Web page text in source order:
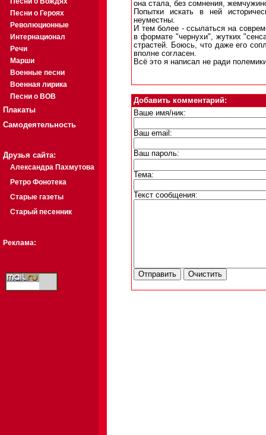
Песни о Героях
Революционные
Интернационал
Речи
Марши
Военные песни
Военная лирика
Песни о ВОВ
Плакаты
Самодеятельность
Друзья сайта:
Александра Пахмутова
Ретро Фонотека
Старые газеты
Старый песенник
Реклама:
она стала, без сомнения,
Попытки искать в ней
неуместны.
И тем более - ссылаться на
в формате "чернухи", жутких
страстей. Боюсь, что даже его
вполне согласен.
Всё это я написал не ради
Добавить комментарий:
Ваше имя/ник:
Ваш email:
Ваш пароль:
Тема:
Текст сообщения: